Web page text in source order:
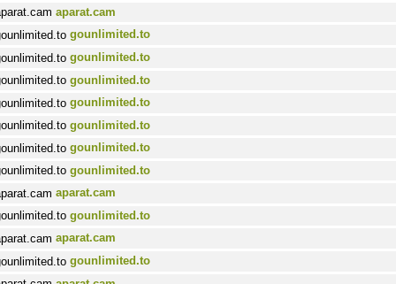
aparat.cam
gounlimited.to
gounlimited.to
gounlimited.to
gounlimited.to
gounlimited.to
gounlimited.to
gounlimited.to
aparat.cam
gounlimited.to
aparat.cam
gounlimited.to